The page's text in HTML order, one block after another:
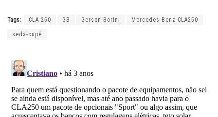
Tags: CLA 250 GB Gerson Borini Mercedes-Benz CLA250
sedã-cupê